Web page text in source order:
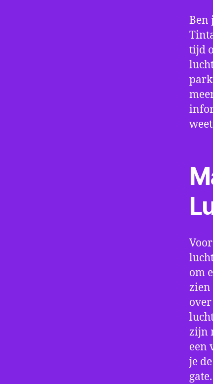
Ben
tijd
om
zien
zijn
een
je
gate.